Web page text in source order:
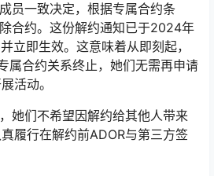
员一致决定，根据专属合约条
合约。这份解约通知已于2024年
立即生效。这意味着从即刻起，
属合约关系终止，她们无需再申请
活动。
她们不希望因解约给其他人带来
履行在解约前ADOR与第三方签